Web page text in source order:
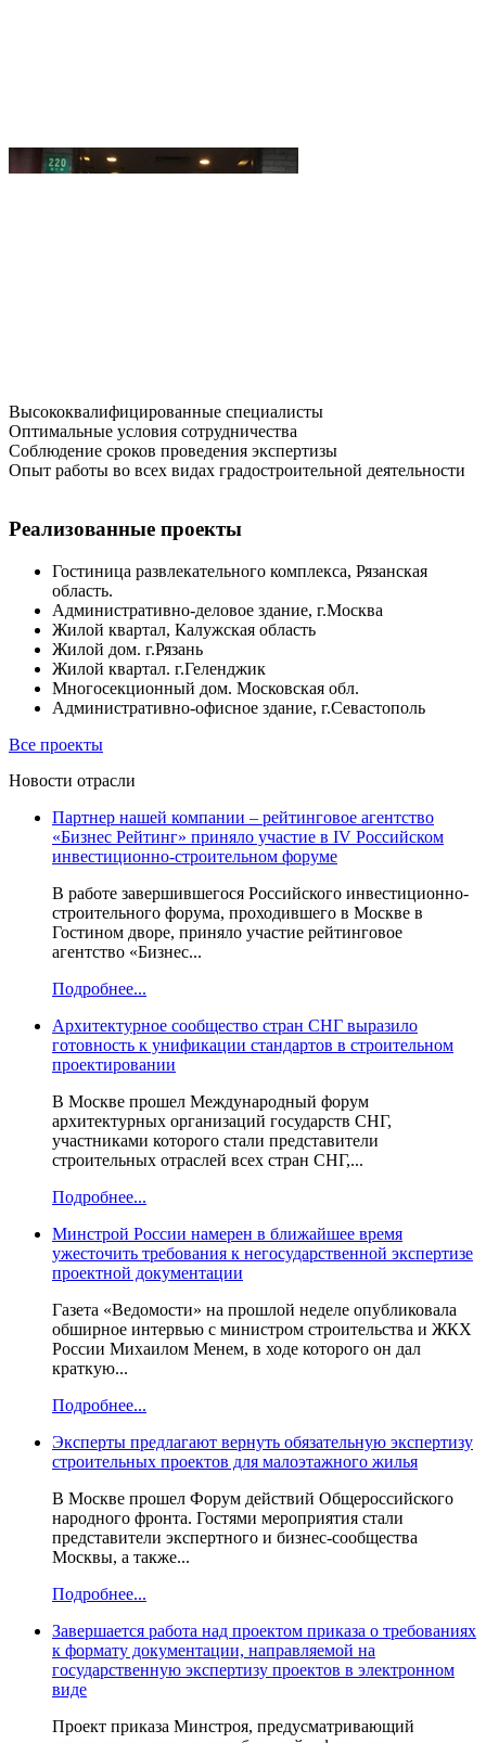
Высококвалифицированные специалисты
Оптимальные условия сотрудничества
Соблюдение сроков проведения экспертизы
Опыт работы во всех видах градостроительной деятельности
Реализованные проекты
Гостиница развлекательного комплекса, Рязанская
область.
Административно-деловое здание, г.Москва
Жилой квартал, Калужская область
Жилой дом. г.Рязань
Жилой квартал. г.Геленджик
Многосекционный дом. Московская обл.
Административно-офисное здание, г.Севастополь
Все проекты
Новости отрасли
Партнер нашей компании – рейтинговое агентство
«Бизнес Рейтинг» приняло участие в IV Российском
инвестиционно-строительном форуме
В работе завершившегося Российского инвестиционно-
строительного форума, проходившего в Москве в
Гостином дворе, приняло участие рейтинговое
агентство «Бизнес...
Подробнее...
Архитектурное сообщество стран СНГ выразило
готовность к унификации стандартов в строительном
проектировании
В Москве прошел Международный форум
архитектурных организаций государств СНГ,
участниками которого стали представители
строительных отраслей всех стран СНГ,...
Подробнее...
Минстрой России намерен в ближайшее время
ужесточить требования к негосударственной экспертизе
проектной документации
Газета «Ведомости» на прошлой неделе опубликовала
обширное интервью с министром строительства и ЖКХ
России Михаилом Менем, в ходе которого он дал
краткую...
Подробнее...
Эксперты предлагают вернуть обязательную экспертизу
строительных проектов для малоэтажного жилья
В Москве прошел Форум действий Общероссийского
народного фронта. Гостями мероприятия стали
представители экспертного и бизнес-сообщества
Москвы, а также...
Подробнее...
Завершается работа над проектом приказа о требованиях
к формату документации, направляемой на
государственную экспертизу проектов в электронном
виде
Проект приказа Минстроя, предусматривающий